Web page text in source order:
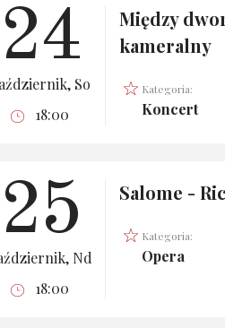
24
So
18:00
Między
kameralny
Kategoria:
Koncert
25
Nd
18:00
Salome -
Kategoria:
Opera